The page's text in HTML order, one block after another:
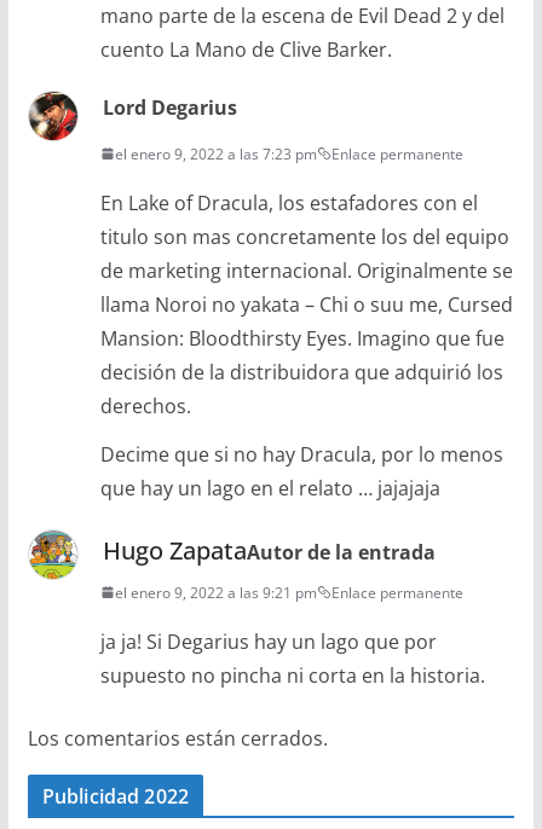
mano parte de la escena de Evil Dead 2 y del
cuento La Mano de Clive Barker.
Lord Degarius
el enero 9, 2022 a las 7:23 pm Enlace permanente
En Lake of Dracula, los estafadores con el
titulo son mas concretamente los del equipo
de marketing internacional. Originalmente se
llama Noroi no yakata – Chi o suu me, Cursed
Mansion: Bloodthirsty Eyes. Imagino que fue
decisión de la distribuidora que adquirió los
derechos.
Decime que si no hay Dracula, por lo menos
que hay un lago en el relato … jajajaja
Hugo ZapataAutor de la entrada
el enero 9, 2022 a las 9:21 pm Enlace permanente
ja ja! Si Degarius hay un lago que por
supuesto no pincha ni corta en la historia.
Los comentarios están cerrados.
Publicidad 2022